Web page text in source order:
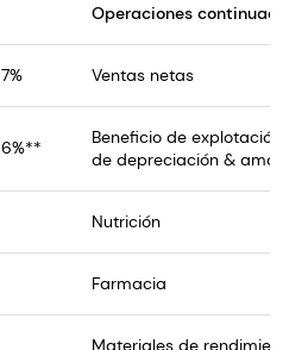
Operaciones
7% Ventas netas
6%**
Beneficio de
de depreciación &
Nutrición
Farmacia
Materiales de